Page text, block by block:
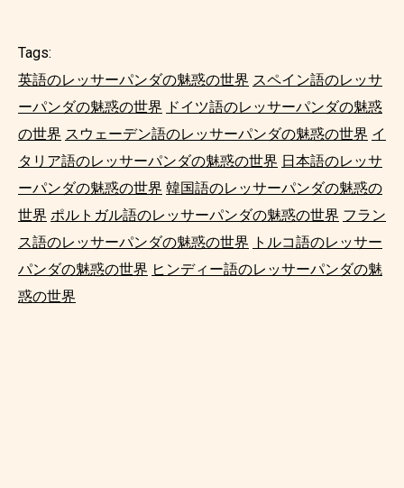
Tags:
英語のレッサーパンダの魅惑の世界 スペイン語のレッサ
ーパンダの魅惑の世界 ドイツ語のレッサーパンダの魅惑
の世界 スウェーデン語のレッサーパンダの魅惑の世界 イ
タリア語のレッサーパンダの魅惑の世界 日本語のレッサ
ーパンダの魅惑の世界 韓国語のレッサーパンダの魅惑の
世界 ポルトガル語のレッサーパンダの魅惑の世界 フラン
ス語のレッサーパンダの魅惑の世界 トルコ語のレッサー
パンダの魅惑の世界 ヒンディー語のレッサーパンダの魅
惑の世界